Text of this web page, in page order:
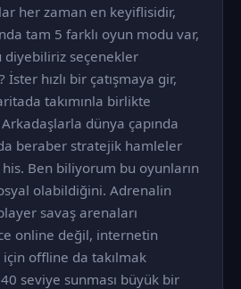
her zaman en keyiflisidir,
tam 5 farklı oyun modu var,
diyebiliriz seçenekler
İster hızlı bir çatışmaya gir,
takımınla birlikte
dünya çapında
beraber stratejik hamleler
Ben biliyorum bu oyunların
olabildiğini. Adrenalin
savaş arenaları
online değil, internetin
için offline da takılmak
seviye sunması büyük bir